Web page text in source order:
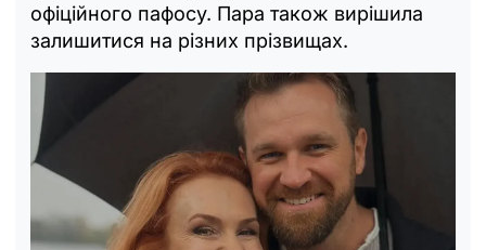
офіційного пафосу. Пара також вирішила
залишитися на різних прізвищах.